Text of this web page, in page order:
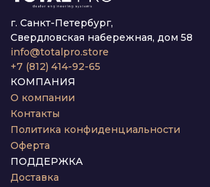
г. Санкт-Петербург,
Свердловская набережная, дом 58
info@totalpro.store
+7 (812) 414-92-65
КОМПАНИЯ
О компании
Контакты
Политика конфиденциальности
Оферта
ПОДДЕРЖКА
Доставка